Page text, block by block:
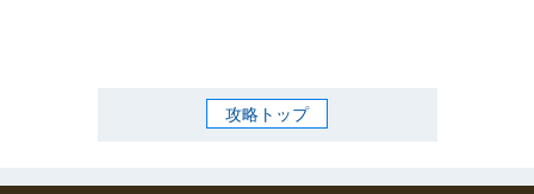
攻略トップ